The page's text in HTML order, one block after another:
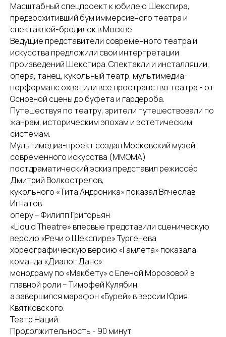
Масштабный спецпроект к юбилею Шекспира,
предвосхитивший бум иммерсивного театра и
спектаклей-бродилок в Москве.
Ведущие представители современного театра и
искусства предложили свои интерпретации
произведений Шекспира. Спектакли и инсталляции,
опера, танец, кукольный театр, мультимедиа-
перформанс охватили все пространство театра - от
Основной сцены до буфета и гардероба.
Путешествуя по театру, зрители путешествовали по
жанрам, историческим эпохам и эстетическим
системам.
Мультимедиа-проект создал Московский музей
современного искусства (ММОМА)
постдраматический эскиз представил режиссёр
Дмитрий Волкострелов,
кукольного «Тита Андроника» показал Вячеслав
Игнатов
оперу – Филипп Григорьян
«Liquid Theatre» впервые представили сценическую
версию «Речи о Шекспире» Тургенева
хореографическую версию «Гамлета» показала
команда «Диалог Данс»
монодраму по «Макбету» с Еленой Морозовой в
главной роли – Тимофей Кулябин,
а завершился марафон «Бурей» в версии Юрия
Квятковского.
Театр Наций.
Продолжительность - 90 минут